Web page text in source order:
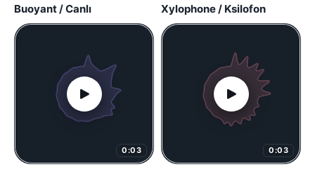
Buoyant / Canlı Xylophone / Ksilofon
0:03 0:03